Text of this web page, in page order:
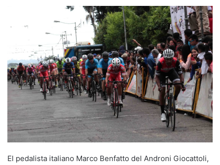
El pedalista italiano Marco Benfatto del Androni Giocattoli,